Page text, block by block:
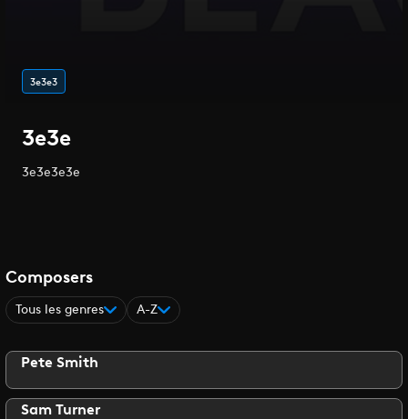
3e3e3
3e3e
3e3e3e3e
Composers
Tous les genres A-Z
Pete Smith
Sam Turner